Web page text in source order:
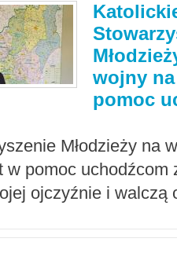
wojny
pomoc
Młodzieży na
w pomoc uchodźcom
ojczyźnie i walczą